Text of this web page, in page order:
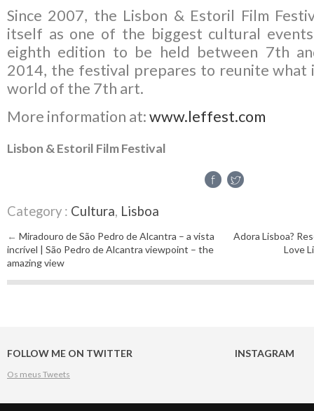
Since 2007, the Lisbon & Estoril Film
itself as one of the biggest cultural
eighth edition to be held between 7th
2014, the festival prepares to reunite what
world of the 7th art.
More information at:www.leffest.com
Lisbon & Estoril Film Festival
Category : Cultura, Lisboa
Post navigation
← Miradouro de São Pedro de Alcantra – a vista
incrível | São Pedro de Alcantra viewpoint – the
amazing view
Adora Lisboa?
Love
FOLLOW ME ON TWITTER
Os meus Tweets
INSTAGRAM